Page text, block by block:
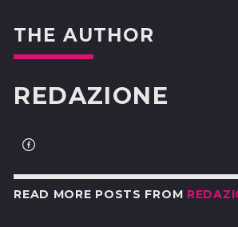
THE AUTHOR
REDAZIONE
READ MORE POSTS FROM